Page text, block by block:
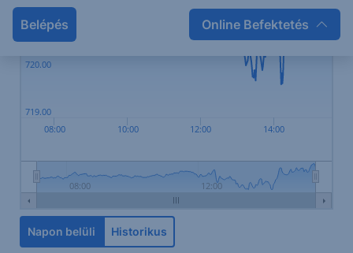
Belépés Online Befektetés
08:00 10:00 12:00 14:00
08:00 12:00
719.00
720.00
721.00
Napon belüli Historikus